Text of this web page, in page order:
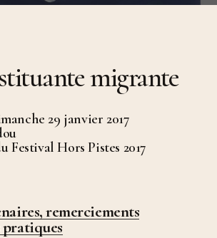
migrante
29 janvier 2017
Festival Hors Pistes 2017
remerciements